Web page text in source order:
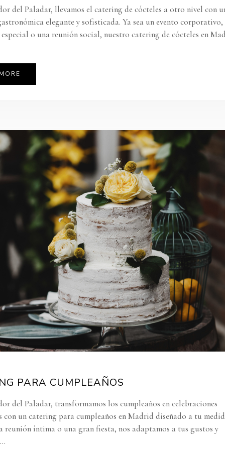
del Paladar, llevamos el catering de cócteles a otro nivel con
elegante y sofisticada. Ya sea un evento corporativo,
o una reunión social, nuestro catering de cócteles en
PARA CUMPLEAÑOS
del Paladar, transformamos los cumpleaños en celebraciones
un catering para cumpleaños en Madrid diseñado a tu
reunión íntima o una gran fiesta, nos adaptamos a tus gustos y